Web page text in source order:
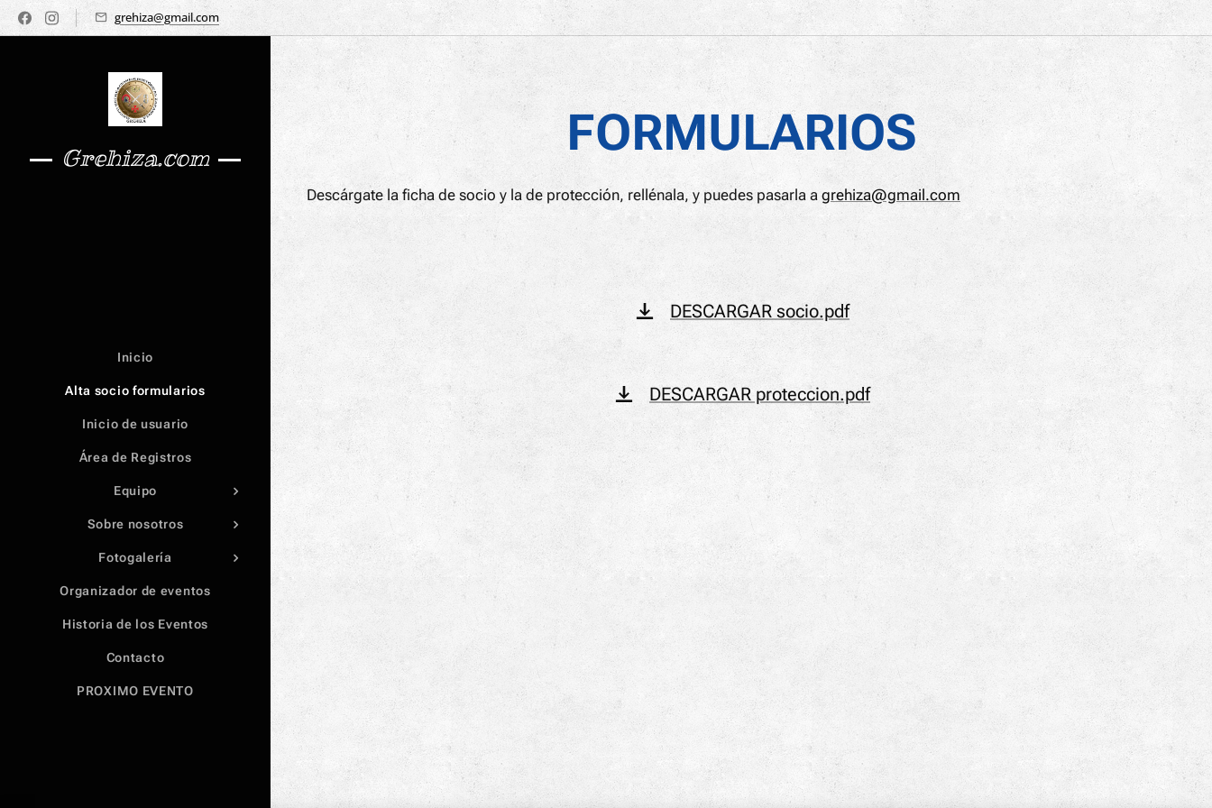
grehiza@gmail.com
Grehiza.com
Inicio
Alta socio formularios
Inicio de usuario
Área de Registros
Equipo
Sobre nosotros
Fotogalería
Organizador de eventos
Historia de los Eventos
Contacto
PROXIMO EVENTO
FORMULARIOS
Descárgate la ficha de socio y la de protección, rellénala, y puedes pasarla a grehiza@gmail.com
DESCARGAR socio.pdf
DESCARGAR proteccion.pdf